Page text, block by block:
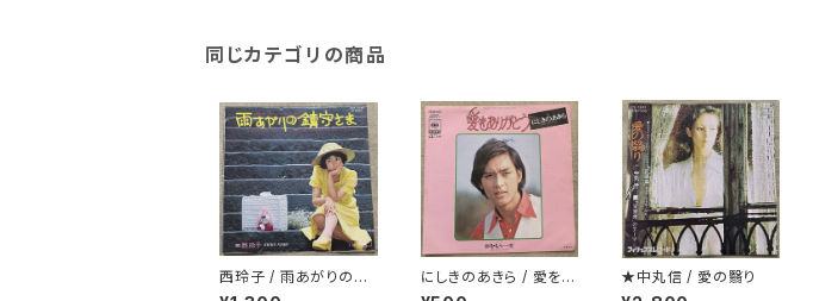
同じカテゴリの商品
西玲子 / 雨あがりの鎮
守さま プロモ
にしきのあきら / 愛をあ
りがとう
★中丸信 / 愛の翳り